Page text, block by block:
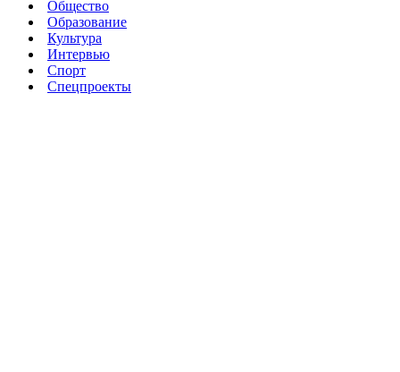
Общество
Образование
Культура
Интервью
Спорт
Спецпроекты